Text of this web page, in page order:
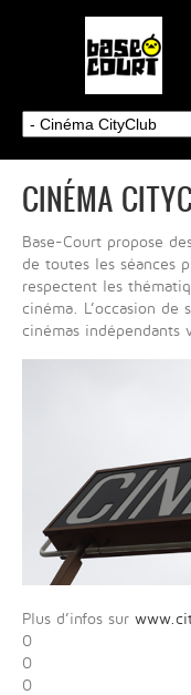
CINÉMA
Base-Court propose
de toutes les séances
respectent les
cinéma. L’occasion de
cinémas indépendants
Plus d’infos sur
0
0
0